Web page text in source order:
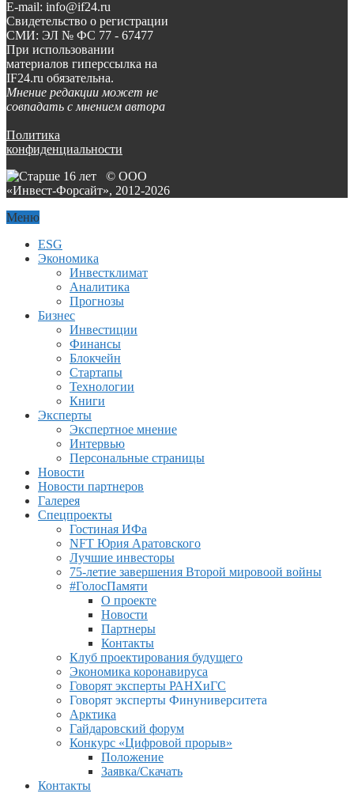
E-mail: info@if24.ru
Свидетельство о регистрации
СМИ: ЭЛ № ФС 77 - 67477
При использовании
материалов гиперссылка на
IF24.ru обязательна.
Мнение редакции может не
совпадать с мнением автора
Политика
конфиденциальности
© ООО
«Инвест-Форсайт», 2012-2026
Меню
ESG
Экономика
Инвестклимат
Аналитика
Прогнозы
Бизнес
Инвестиции
Финансы
Блокчейн
Стартапы
Технологии
Книги
Эксперты
Экспертное мнение
Интервью
Персональные страницы
Новости
Новости партнеров
Галерея
Спецпроекты
Гостиная ИФа
NFT Юрия Аратовского
Лучшие инвесторы
75-летие завершения Второй мировоой войны
#ГолосПамяти
О проекте
Новости
Партнеры
Контакты
Клуб проектирования будущего
Экономика коронавируса
Говорят эксперты РАНХиГС
Говорят эксперты Финуниверситета
Арктика
Гайдаровский форум
Конкурс «Цифровой прорыв»
Положение
Заявка/Скачать
Контакты